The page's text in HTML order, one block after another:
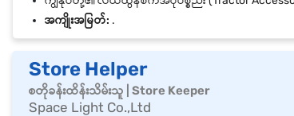
အကျိုးအမြတ်: .
Store Helper
စတိုခန်းထိန်းသိမ်းသူ | Store Keeper
Space Light Co.,Ltd